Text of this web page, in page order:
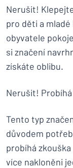
Nerušit!
pro děti a mladé
obyvatele
si značení
získáte oblibu.
Nerušit!
Tento typ
důvodem
probíhá
více nakloněni